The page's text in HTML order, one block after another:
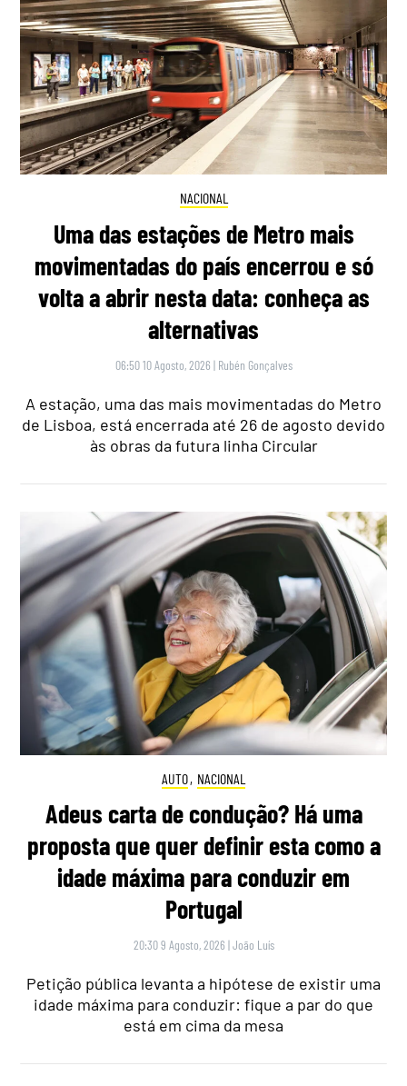
NACIONAL
Uma das estações de Metro mais
movimentadas do país encerrou e só
volta a abrir nesta data: conheça as
alternativas
06:50 10 Agosto, 2026 | Rubén Gonçalves
A estação, uma das mais movimentadas do Metro
de Lisboa, está encerrada até 26 de agosto devido
às obras da futura linha Circular
AUTO, NACIONAL
Adeus carta de condução? Há uma
proposta que quer definir esta como a
idade máxima para conduzir em
Portugal
20:30 9 Agosto, 2026 |João Luís
Petição pública levanta a hipótese de existir uma
idade máxima para conduzir: fique a par do que
está em cima da mesa